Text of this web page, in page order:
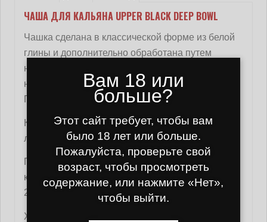
ЧАША ДЛЯ КАЛЬЯНА UPPER BLACK DEEP BOWL
Чашка сделана в классической форме из белой
глины и дополнительно обработана путем
нагревания молока. Баночка довольно быстро
нагревается и равномерно распределяет тепло.
Прочность и долговечность - приоритет.
Каждая чашка индивидуально упакована с
логотипом компании и названием чашки.
Подходит как для курения в компании, так и для
курения отдельно. Расход табака составляет 15-
20 грамм.
Характеристики:
Вам 18 или
больше?
Этот сайт требует, чтобы вам
было 18 лет или больше.
Пожалуйста, проверьте свой
возраст, чтобы просмотреть
содержание, или нажмите «Нет»,
чтобы выйти.